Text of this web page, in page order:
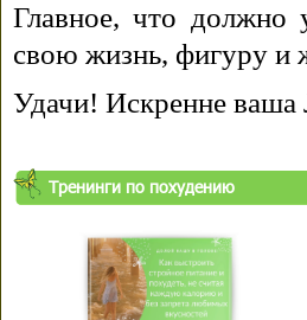
Главное, что должно
свою жизнь, фигуру и
Удачи! Искренне
Тренинги по похудению